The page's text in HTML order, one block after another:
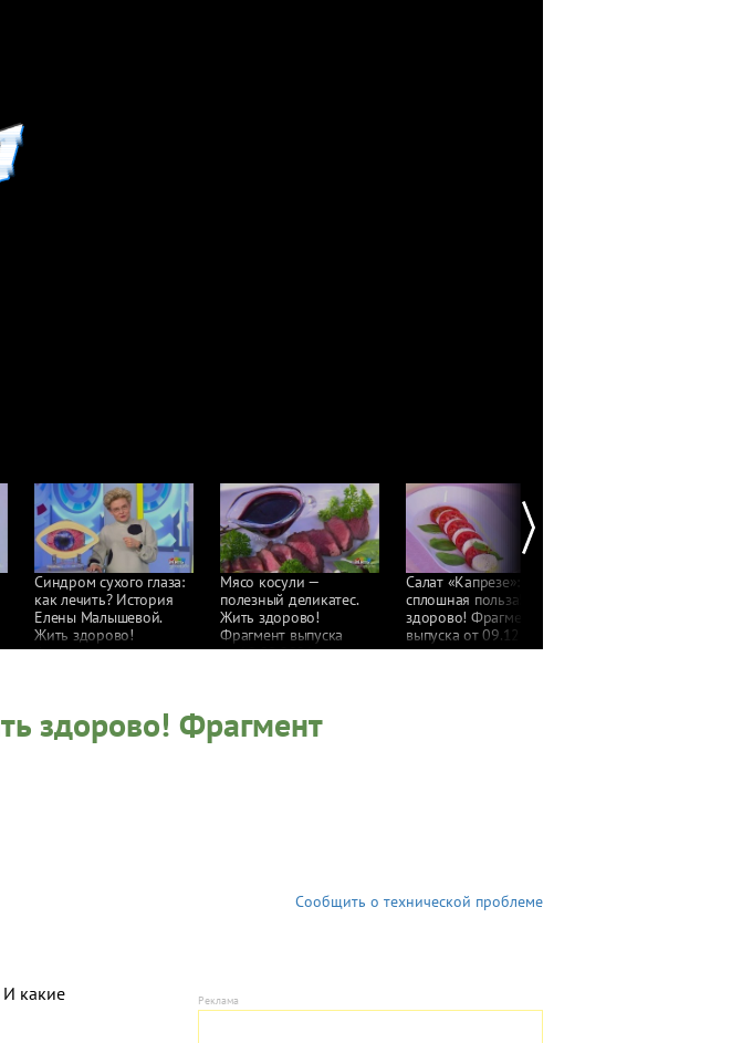
Синдром сухого глаза:
как лечить? История
Елены Малышевой.
Жить здорово!
Фрагмент выпуска
Мясо косули —
полезный деликатес.
Жить здорово!
Фрагмент выпуска
от 12.08.2021
Салат «Капрезе»:
сплошная польза! Жить
здорово! Фрагмент
выпуска от 09.12.2020
здорово! Фрагмент
Сообщить о технической проблеме
И какие